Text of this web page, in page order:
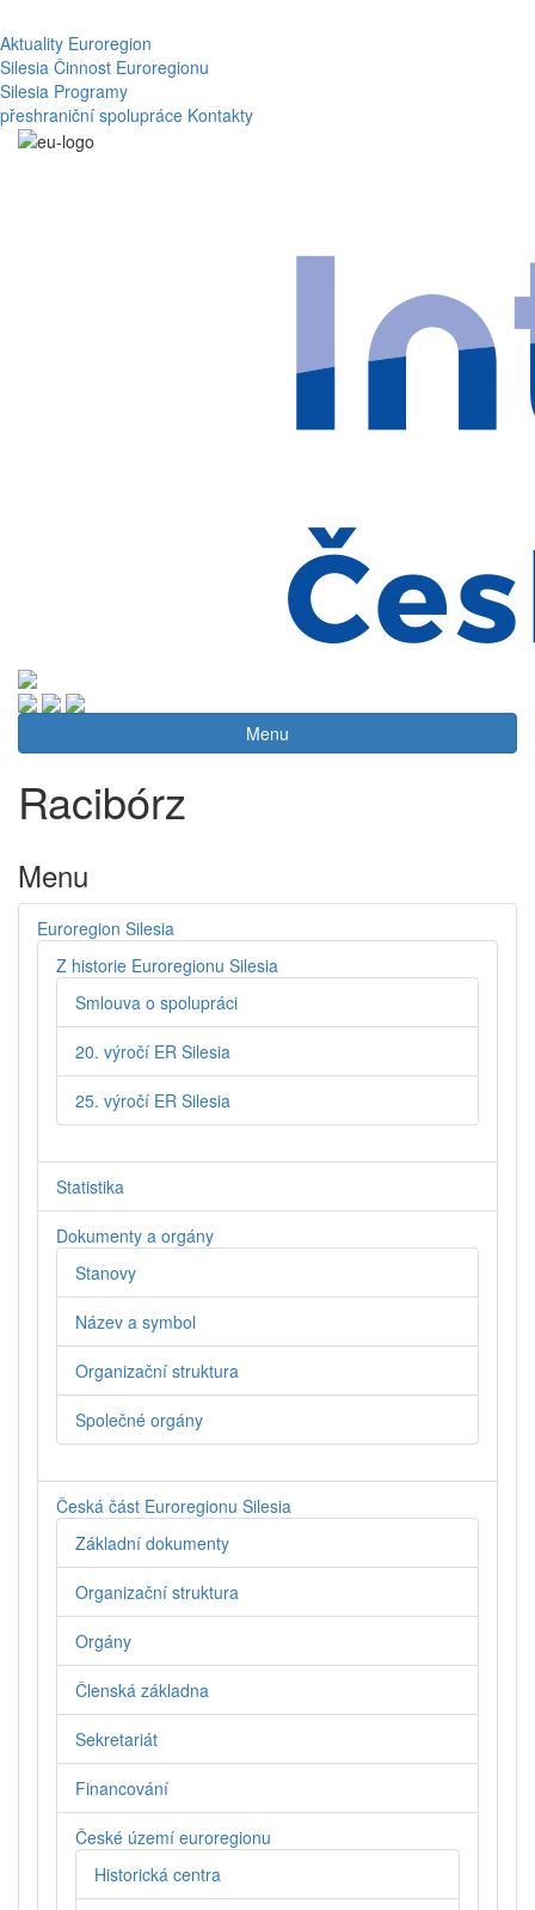
Aktuality Euroregion
Silesia Činnost Euroregionu
Silesia Programy
přeshraniční spolupráce Kontakty
Menu
Racibórz
Menu
Euroregion Silesia
Z historie Euroregionu Silesia
Smlouva o spolupráci
20. výročí ER Silesia
25. výročí ER Silesia
Statistika
Dokumenty a orgány
Stanovy
Název a symbol
Organizační struktura
Společné orgány
Česká část Euroregionu Silesia
Základní dokumenty
Organizační struktura
Orgány
Členská základna
Sekretariát
Financování
České území euroregionu
Historická centra